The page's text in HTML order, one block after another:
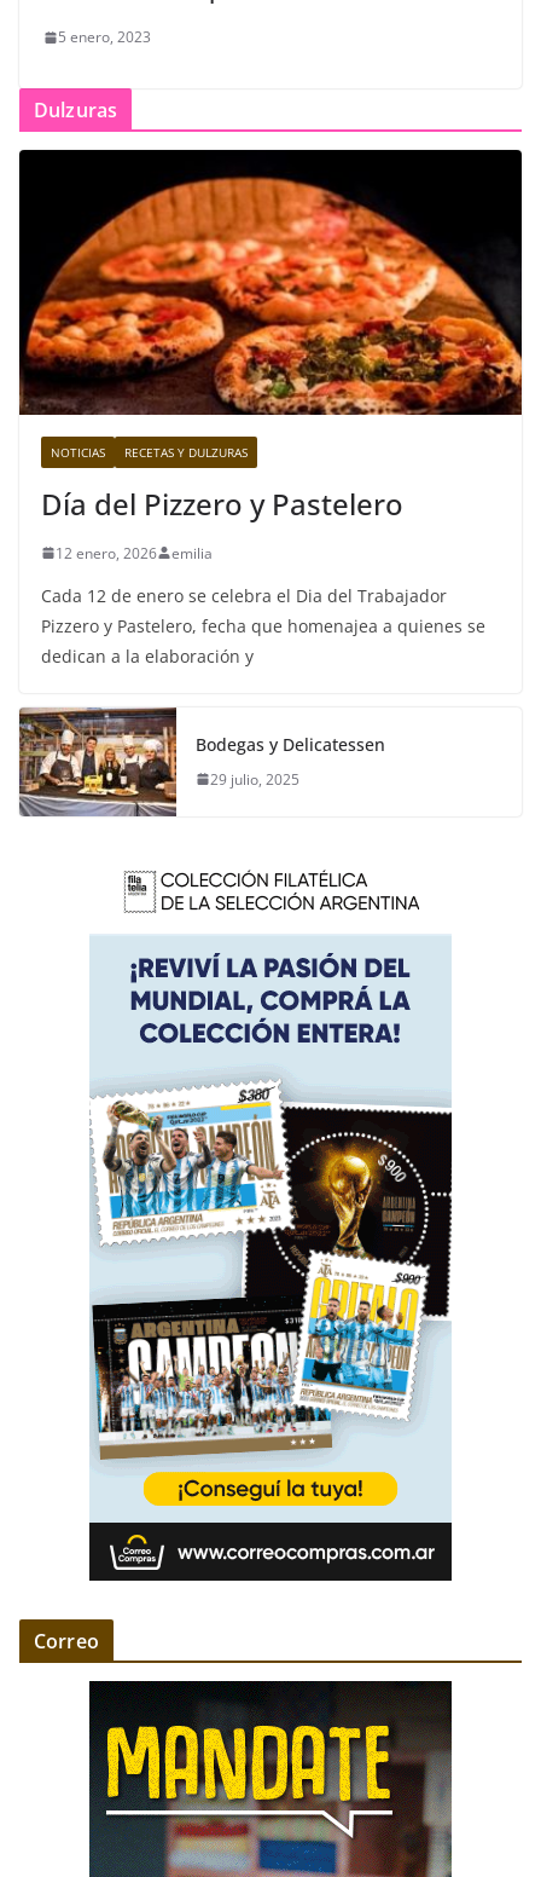
5 enero, 2023
Dulzuras
NOTICIAS RECETAS Y DULZURAS
Día del Pizzero y Pastelero
12 enero, 2026 emilia
Cada 12 de enero se celebra el Dia del Trabajador
Pizzero y Pastelero, fecha que homenajea a quienes se
dedican a la elaboración y
Bodegas y Delicatessen
29 julio, 2025
Correo